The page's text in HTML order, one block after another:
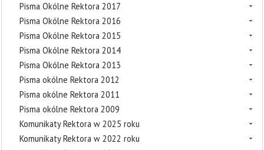
Pisma Okólne Rektora 2017
Pisma Okólne Rektora 2016
Pisma Okólne Rektora 2015
Pisma Okólne Rektora 2014
Pisma Okólne Rektora 2013
Pisma okólne Rektora 2012
Pisma okólne Rektora 2011
Pisma okólne Rektora 2009
Komunikaty Rektora w 2025 roku
Komunikaty Rektora w 2022 roku